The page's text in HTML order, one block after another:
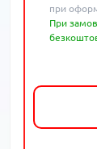
при
При